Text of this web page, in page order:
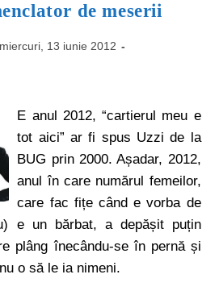
de meserii
miercuri, 13 iunie 2012
E anul 2012, “cartierul meu e
tot aici” ar fi spus Uzzi de la
BUG prin 2000. Așadar, 2012,
anul în care numărul femeilor,
care fac fițe când e vorba de
e un bărbat, a depășit puțin
plâng înecându-se în pernă și
o să le ia nimeni.